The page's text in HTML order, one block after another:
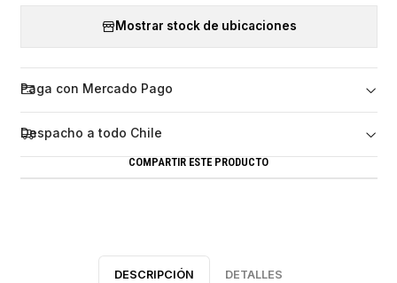
Mostrar stock de ubicaciones
Paga con Mercado Pago
Despacho a todo Chile
COMPARTIR ESTE PRODUCTO
DESCRIPCIÓN DETALLES